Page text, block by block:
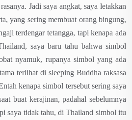
Jadi saya angkat, saya letakkan
yang sering membuat orang bingung,
terdengar tetangga, tapi kenapa ada
saya baru tahu bahwa simbol
nyamuk, rupanya simbol yang ada
terlihat di sleeping Buddha raksasa
kenapa simbol tersebut sering saya
buat kerajinan, padahal sebelumnya
saya tidak tahu, di Thailand simbol itu